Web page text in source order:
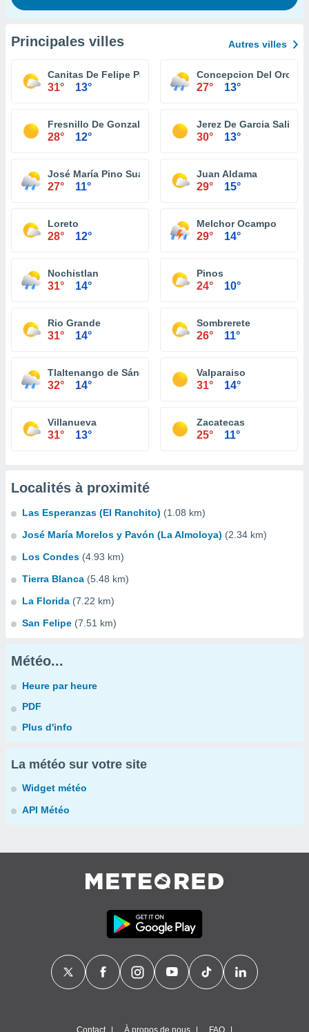
Principales villes Autres villes
Canitas De Felipe Pescador
31° 13°
Concepcion Del Oro
27° 13°
Fresnillo De Gonzalez Echeverria
28° 12°
Jerez De Garcia Salinas
30° 13°
José María Pino Suárez (La Colorada)
27° 11°
Juan Aldama
29° 15°
Loreto
28° 12°
Melchor Ocampo
29° 14°
Nochistlan
31° 14°
Pinos
24° 10°
Rio Grande
31° 14°
Sombrerete
26° 11°
Tlaltenango de Sánchez Román
32° 14°
Valparaiso
31° 14°
Villanueva
31° 13°
Zacatecas
25° 11°
Localités à proximité
Las Esperanzas (El Ranchito) (1.08 km)
José María Morelos y Pavón (La Almoloya) (2.34 km)
Los Condes (4.93 km)
Tierra Blanca (5.48 km)
La Florida (7.22 km)
San Felipe (7.51 km)
Météo...
Heure par heure
PDF
Plus d'info
La météo sur votre site
Widget météo
API Météo
Contact À propos de nous FAQ